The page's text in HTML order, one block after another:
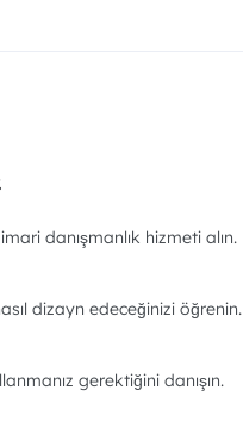
danışmanlık hizmeti alın.
dizayn edeceğinizi öğrenin.
gerektiğini danışın.